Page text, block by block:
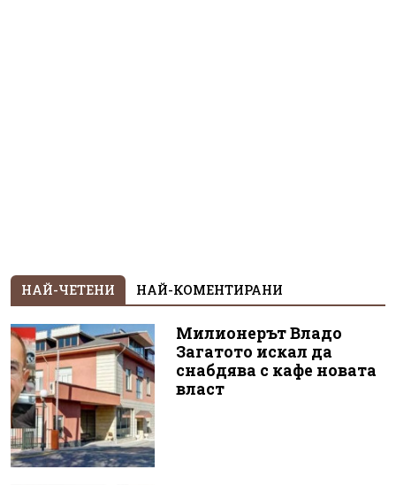
НАЙ-ЧЕТЕНИ НАЙ-КОМЕНТИРАНИ
Милионерът Владо
Загатото искал да
снабдява с кафе новата
власт